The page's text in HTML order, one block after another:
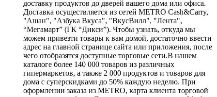
доставку продуктов до дверей вашего дома или офиса.
Доставка осуществляется из сетей METRO Cash&Carry,
"Ашан", "Азбука Вкуса", "ВкусВилл", "Лента",
“Мегамарт” (ГК “Дикси”). Чтобы узнать, откуда мы
можем привезти товары к вам домой, достаточно ввести
адрес на главной странице сайта или приложения, после
чего отобразятся доступные торговые сети.В нашем
каталоге более 140 000 товаров из различных
гипермаркетов, а также 2 000 продуктов и товаров для
дома с суперскидками до 50% каждую неделю. При
оформлении заказа из METRO, карта клиента торговой